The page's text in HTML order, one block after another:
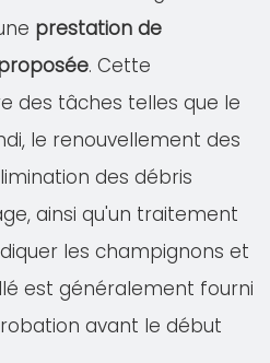
prestation de
. Cette
des tâches telles que le
le renouvellement des
des débris
ainsi qu'un traitement
les champignons et
est généralement fourni
avant le début